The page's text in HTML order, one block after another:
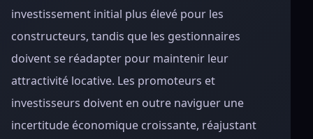
investissement initial plus élevé pour les
constructeurs, tandis que les gestionnaires
doivent se réadapter pour maintenir leur
attractivité locative. Les promoteurs et
investisseurs doivent en outre naviguer une
incertitude économique croissante, réajustant